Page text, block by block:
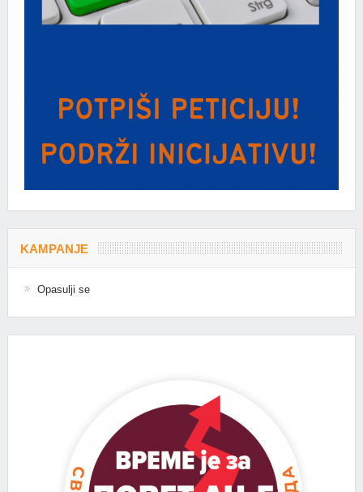
KAMPANJE
Opasulji se